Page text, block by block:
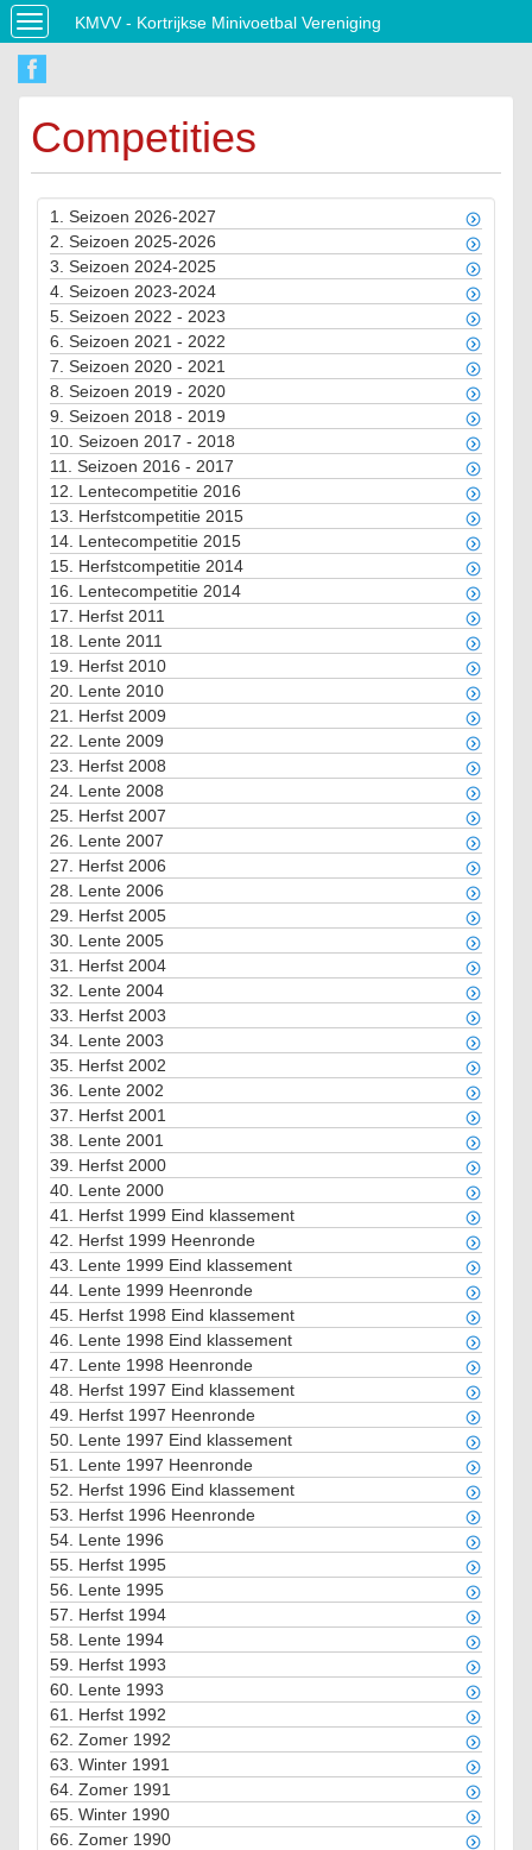
Toggle
navigation
KMVV - Kortrijkse Minivoetbal Vereniging
Competities
1. Seizoen 2026-2027
2. Seizoen 2025-2026
3. Seizoen 2024-2025
4. Seizoen 2023-2024
5. Seizoen 2022 - 2023
6. Seizoen 2021 - 2022
7. Seizoen 2020 - 2021
8. Seizoen 2019 - 2020
9. Seizoen 2018 - 2019
10. Seizoen 2017 - 2018
11. Seizoen 2016 - 2017
12. Lentecompetitie 2016
13. Herfstcompetitie 2015
14. Lentecompetitie 2015
15. Herfstcompetitie 2014
16. Lentecompetitie 2014
17. Herfst 2011
18. Lente 2011
19. Herfst 2010
20. Lente 2010
21. Herfst 2009
22. Lente 2009
23. Herfst 2008
24. Lente 2008
25. Herfst 2007
26. Lente 2007
27. Herfst 2006
28. Lente 2006
29. Herfst 2005
30. Lente 2005
31. Herfst 2004
32. Lente 2004
33. Herfst 2003
34. Lente 2003
35. Herfst 2002
36. Lente 2002
37. Herfst 2001
38. Lente 2001
39. Herfst 2000
40. Lente 2000
41. Herfst 1999 Eind klassement
42. Herfst 1999 Heenronde
43. Lente 1999 Eind klassement
44. Lente 1999 Heenronde
45. Herfst 1998 Eind klassement
46. Lente 1998 Eind klassement
47. Lente 1998 Heenronde
48. Herfst 1997 Eind klassement
49. Herfst 1997 Heenronde
50. Lente 1997 Eind klassement
51. Lente 1997 Heenronde
52. Herfst 1996 Eind klassement
53. Herfst 1996 Heenronde
54. Lente 1996
55. Herfst 1995
56. Lente 1995
57. Herfst 1994
58. Lente 1994
59. Herfst 1993
60. Lente 1993
61. Herfst 1992
62. Zomer 1992
63. Winter 1991
64. Zomer 1991
65. Winter 1990
66. Zomer 1990